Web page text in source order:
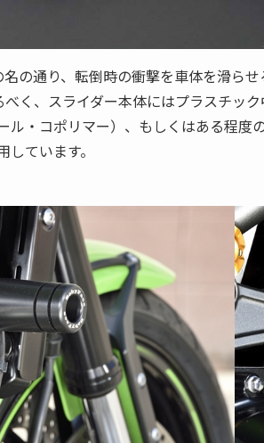
の通り、転倒時の衝撃を車体を滑ら
く、スライダー本体にはプラスチッ
ル・コポリマー）、もしくはある程
ています。